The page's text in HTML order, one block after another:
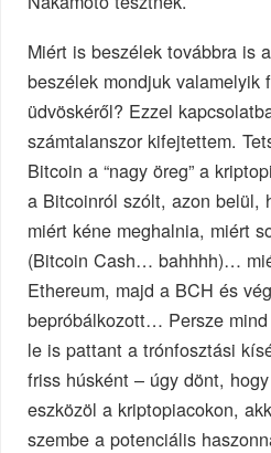
Miért is beszélek továbbra is
beszélek mondjuk valamelyik
üdvöskéről? Ezzel
számtalanszor kifejtettem.
Bitcoin a “nagy öreg” a
a Bitcoinról szólt, azon belül,
miért kéne meghalnia, miért
(Bitcoin Cash… bahhhh)…
Ethereum, majd a BCH és
bepróbálkozott… Persze
le is pattant a trónfosztási
friss húsként – úgy dönt,
eszközöl a kriptopiacokon,
szembe a potenciális